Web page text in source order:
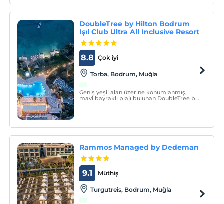
DoubleTree by Hilton Bodrum
Işıl Club Ultra All Inclusive Resort
Çok iyi
8.8
Torba, Bodrum, Muğla
Geniş yeşil alan üzerine konumlanmış,
mavi bayraklı plajı bulunan DoubleTree by
Rammos Managed by Dedeman
Müthiş
9.1
Turgutreis, Bodrum, Muğla